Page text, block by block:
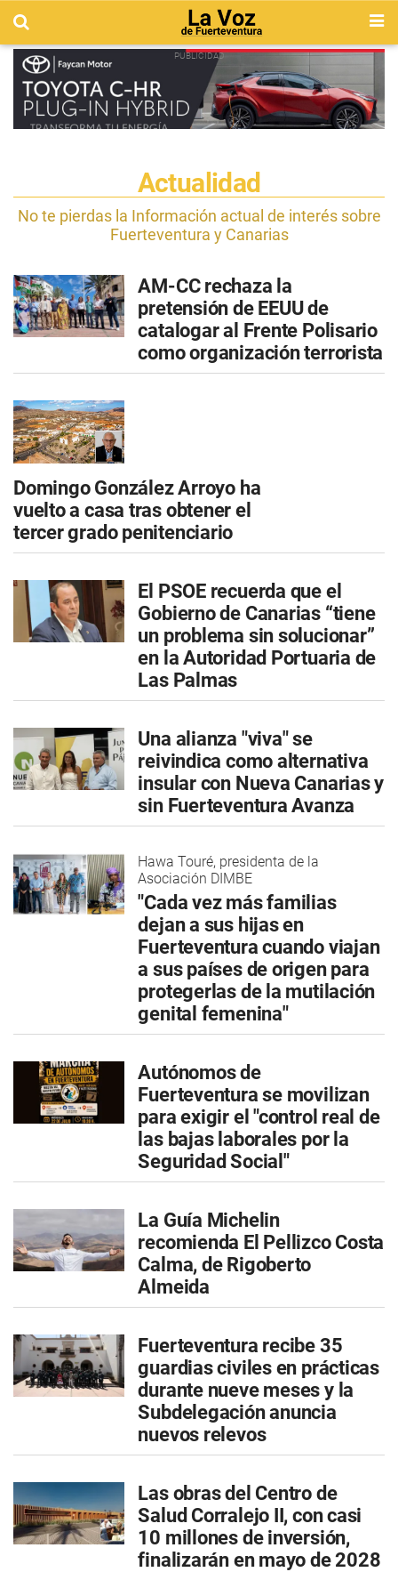
Actualidad
No te pierdas la Información actual de interés sobre
Fuerteventura y Canarias
AM-CC rechaza la
pretensión de EEUU de
catalogar al Frente Polisario
como organización terrorista
Domingo González Arroyo ha
vuelto a casa tras obtener el
tercer grado penitenciario
El PSOE recuerda que el
Gobierno de Canarias “tiene
un problema sin solucionar”
en la Autoridad Portuaria de
Las Palmas
Una alianza "viva" se
reivindica como alternativa
insular con Nueva Canarias y
sin Fuerteventura Avanza
Hawa Touré, presidenta de la
Asociación DIMBE
"Cada vez más familias
dejan a sus hijas en
Fuerteventura cuando viajan
a sus países de origen para
protegerlas de la mutilación
genital femenina"
Autónomos de
Fuerteventura se movilizan
para exigir el "control real de
las bajas laborales por la
Seguridad Social"
La Guía Michelin
recomienda El Pellizco Costa
Calma, de Rigoberto
Almeida
Fuerteventura recibe 35
guardias civiles en prácticas
durante nueve meses y la
Subdelegación anuncia
nuevos relevos
Las obras del Centro de
Salud Corralejo II, con casi
10 millones de inversión,
finalizarán en mayo de 2028